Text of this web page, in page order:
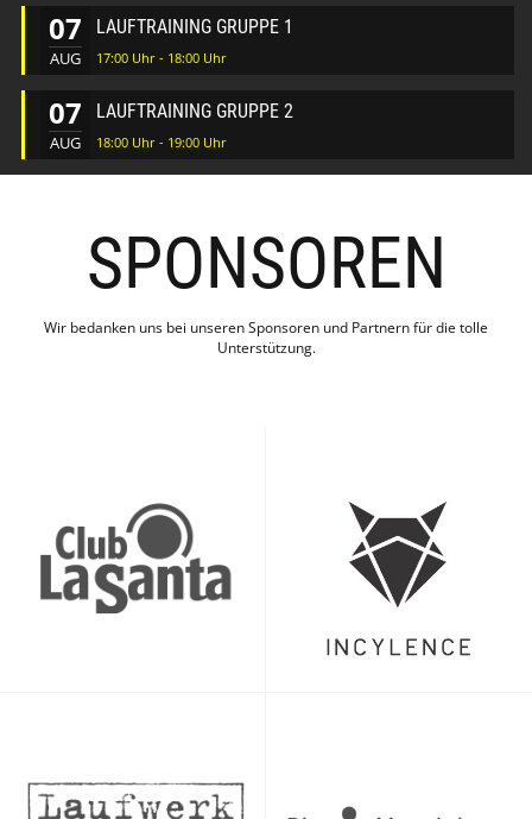
07
AUG
LAUFTRAINING GRUPPE 1
17:00 Uhr - 18:00 Uhr
07
AUG
LAUFTRAINING GRUPPE 2
18:00 Uhr - 19:00 Uhr
SPONSOREN
Wir bedanken uns bei unseren Sponsoren und Partnern für die tolle
Unterstützung.